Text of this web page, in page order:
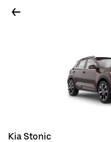
Kia Stonic